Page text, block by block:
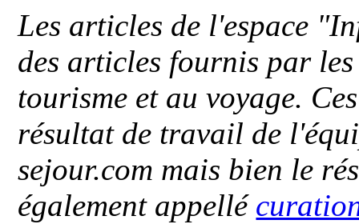
Les articles de l'espace
des articles fournis par
tourisme et au voyage.
résultat de travail de
sejour.com mais bien le
également appellé